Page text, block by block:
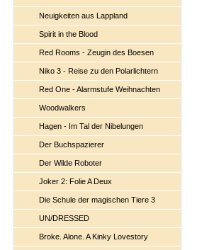
Neuigkeiten aus Lappland
Spirit in the Blood
Red Rooms - Zeugin des Boesen
Niko 3 - Reise zu den Polarlichtern
Red One - Alarmstufe Weihnachten
Woodwalkers
Hagen - Im Tal der Nibelungen
Der Buchspazierer
Der Wilde Roboter
Joker 2: Folie A Deux
Die Schule der magischen Tiere 3
UN/DRESSED
Broke. Alone. A Kinky Lovestory